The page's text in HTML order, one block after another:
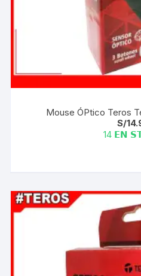
Mouse ÓPtico Teros
S/
14 𝗘𝗡